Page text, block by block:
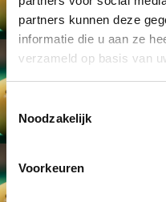
partners kunnen deze
informatie die u aan ze
verzameld op basis van
Toestemmingsselectie
Noodzakelijk
Voorkeuren
9
NK
NK